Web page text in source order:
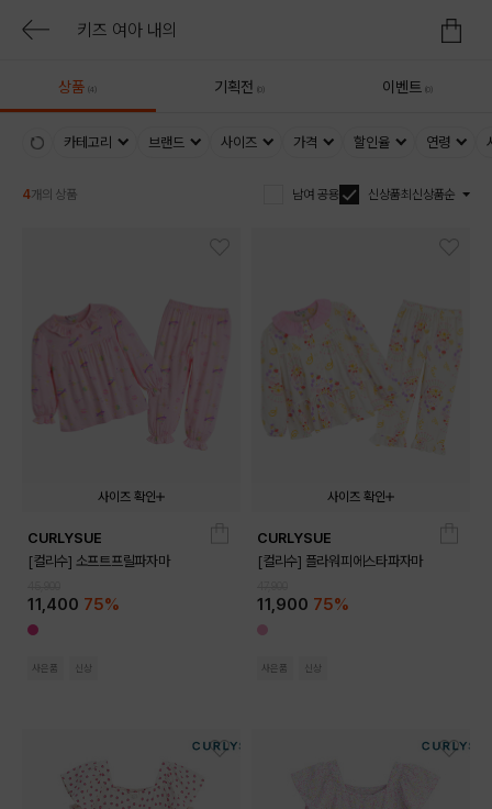
상품 (4) 기획전 (0) 이벤트 (0)
카테고리 브랜드 사이즈 가격 할인율 연령
4개의 상품 남여 공용 신상품최신상품순
사이즈 확인
110120
CURLYSUE
[컬리수] 소프트프릴파자마
11,400 75%
사은품 신상
사이즈 확인
110120
CURLYSUE
[컬리수] 플라워피에스타파자마
11,900 75%
사은품 신상